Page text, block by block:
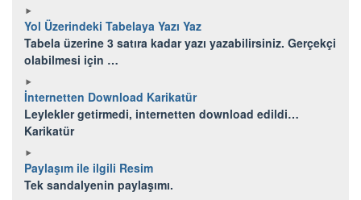
Yol Üzerindeki Tabelaya Yazı Yaz
Tabela üzerine 3 satıra kadar yazı yazabilirsiniz. Gerçekçi
olabilmesi için …
İnternetten Download Karikatür
Leylekler getirmedi, internetten download edildi…
Karikatür
Paylaşım ile ilgili Resim
Tek sandalyenin paylaşımı.